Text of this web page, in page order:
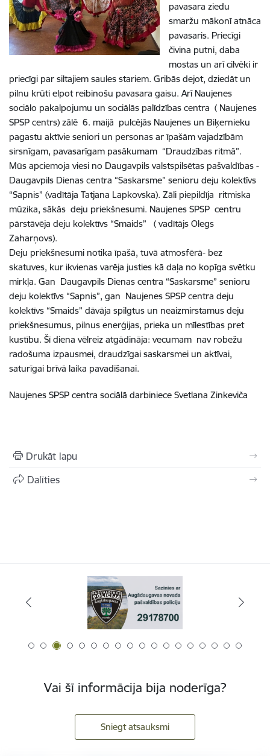
pavasara ziedu
smaržu mākonī atnāca
pavasaris. Priecīgi
čivina putni, daba
mostas un arī cilvēki ir
priecīgi par siltajiem saules stariem. Gribās dejot, dziedāt un
pilnu krūti elpot reibinošu pavasara gaisu. Arī Naujenes
sociālo pakalpojumu un sociālās palīdzības centra ( Naujenes
SPSP centrs) zālē 6. maijā pulcējās Naujenes un Biķernieku
pagastu aktīvie seniori un personas ar īpašām vajadzībām
sirsnīgam, pavasarīgam pasākumam “Draudzības ritmā”.
Mūs apciemoja viesi no Daugavpils valstspilsētas pašvaldības -
Daugavpils Dienas centra “Saskarsme” senioru deju kolektīvs
“Sapnis” (vadītāja Tatjana Lapkovska). Zāli piepildīja ritmiska
mūzika, sākās deju priekšnesumi. Naujenes SPSP centru
pārstāvēja deju kolektīvs “Smaids” ( vadītājs Olegs
Zaharņovs).
Deju priekšnesumi notika īpašā, tuvā atmosfērā- bez
skatuves, kur ikvienas varēja justies kā daļa no kopīga svētku
mirkļa. Gan Daugavpils Dienas centra “Saskarsme” senioru
deju kolektīvs “Sapnis”, gan Naujenes SPSP centra deju
kolektīvs “Smaids” dāvāja spilgtus un neaizmirstamus deju
priekšnesumus, pilnus enerģijas, prieka un mīlestības pret
kustību. Šī diena vēlreiz atgādināja: vecumam nav robežu
radošuma izpausmei, draudzīgai saskarsmei un aktīvai,
saturīgai brīvā laika pavadīšanai.
Naujenes SPSP centra sociālā darbiniece Svetlana Zinkeviča
Drukāt lapu
Dalīties
Vai šī informācija bija noderīga?
Sniegt atsauksmi